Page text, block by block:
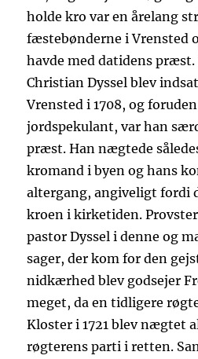
holde kro var en årelang
fæstebønderne i Vrensted
havde med datidens præst.
Christian Dyssel blev
Vrensted i 1708, og
jordspekulant, var han
præst. Han nægtede
kromand i byen og hans
altergang, angiveligt fordi
kroen i kirketiden.
pastor Dyssel i denne og
sager, der kom for den
nidkærhed blev godsejer
meget, da en tidligere
Kloster i 1721 blev nægtet
røgterens parti i retten.